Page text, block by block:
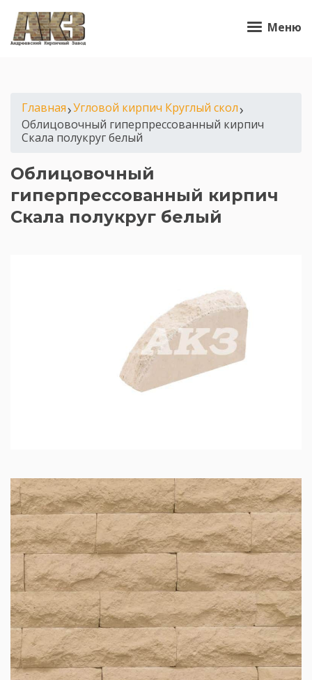
Меню
Главная›Угловой кирпич Круглый скол›
Облицовочный гиперпрессованный кирпич
Скала полукруг белый
Облицовочный
гиперпрессованный кирпич
Скала полукруг белый